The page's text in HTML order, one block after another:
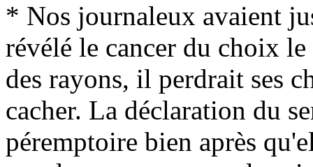
* Nos journaleux avaient
révélé le cancer du choix
des rayons, il perdrait ses
cacher. La déclaration du
péremptoire bien après